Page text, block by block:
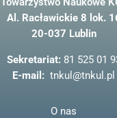
e
b
o
o
k
Al. Racławickie 8 lok.
20-037 Lublin
Sekretariat: 81 525 01
E-mail: tnkul@tnkul.pl
O nas